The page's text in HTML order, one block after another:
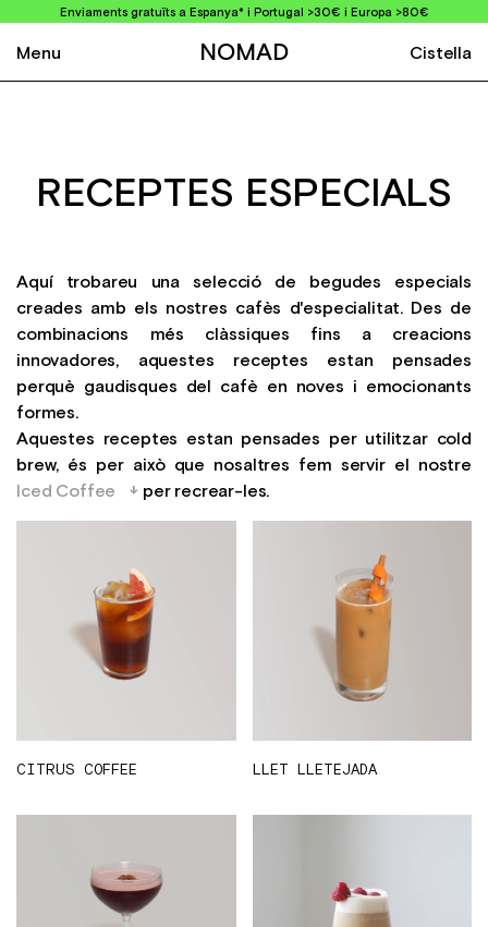
Enviaments gratuïts a Espanya* i Portugal >30€ i Europa >80€
Menu NOMAD Cistella
RECEPTES ESPECIALS
Aquí trobareu una selecció de begudes especials
creades amb els nostres cafès d'especialitat. Des de
combinacions més clàssiques fins a creacions
innovadores, aquestes receptes estan pensades
perquè gaudisques del cafè en noves i emocionants
formes.
Aquestes receptes estan pensades per utilitzar cold
brew, és per això que nosaltres fem servir el nostre
Iced Coffee
per recrear-les.
CITRUS COFFEE LLET LLETEJADA